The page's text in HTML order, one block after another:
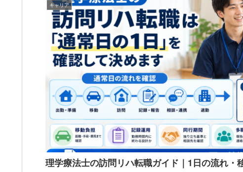
キャリア
理学療法士の訪問リハ転職ガイド｜1日の流れ・